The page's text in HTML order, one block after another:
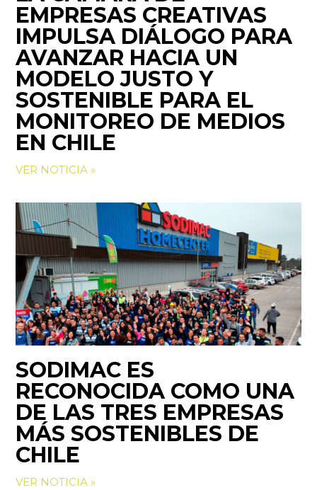
EMPRESAS CREATIVAS
IMPULSA DIÁLOGO PARA
AVANZAR HACIA UN
MODELO JUSTO Y
SOSTENIBLE PARA EL
MONITOREO DE MEDIOS
EN CHILE
VER NOTICIA »
SODIMAC ES
RECONOCIDA COMO UNA
DE LAS TRES EMPRESAS
MÁS SOSTENIBLES DE
CHILE
VER NOTICIA »